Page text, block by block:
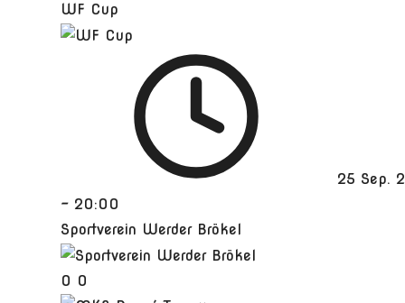
WF Cup
25 Sep.
- 20:00
Sportverein Werder Brökel
0 0